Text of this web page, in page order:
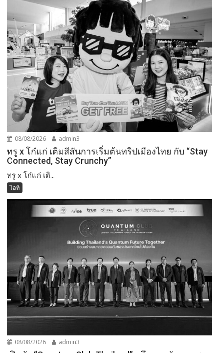
08/08/2026 admin3
ทรู x โก๋แก่ เติมสีสันการเริ่มต้นทริปเมืองไทย กับ “Stay
Connected, Stay Crunchy”
ทรู x โก๋แก่ เติ...
ไอที
08/08/2026 admin3